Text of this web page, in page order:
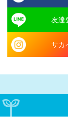
友達
サカ